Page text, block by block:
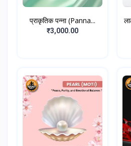
प्राकृतिक पन्ना (Panna...
₹3,000.00